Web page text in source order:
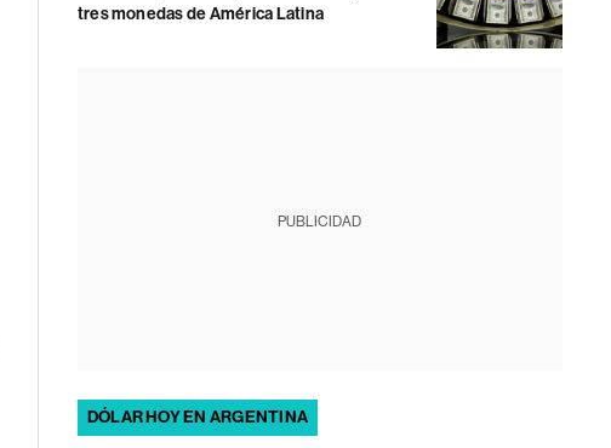
tres monedas de América Latina
PUBLICIDAD
DÓLAR HOY EN ARGENTINA